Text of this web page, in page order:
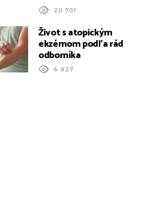
20 701
Život s atopickým
ekzémom podľa rád
odborníka
6 927